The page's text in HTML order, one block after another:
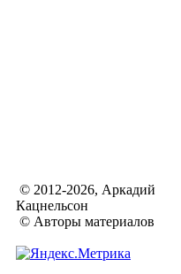
© 2012-2026, Аркадий
Кацнельсон
© Авторы материалов